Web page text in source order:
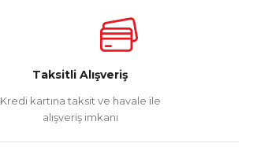
Taksitli Alışveriş
Kredi kartına taksit ve havale ile
alışveriş imkanı